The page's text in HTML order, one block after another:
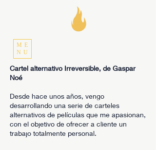
ME
NU
Cartel alternativo Irreversible, de Gaspar
Noé
Desde hace unos años, vengo
desarrollando una serie de carteles
alternativos de películas que me apasionan,
con el objetivo de ofrecer a cliente un
trabajo totalmente personal.